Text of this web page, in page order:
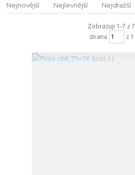
Nejnovější Nejlevnější Nejdražší
Zobrazuji 1-7 z 7
strana
z 1